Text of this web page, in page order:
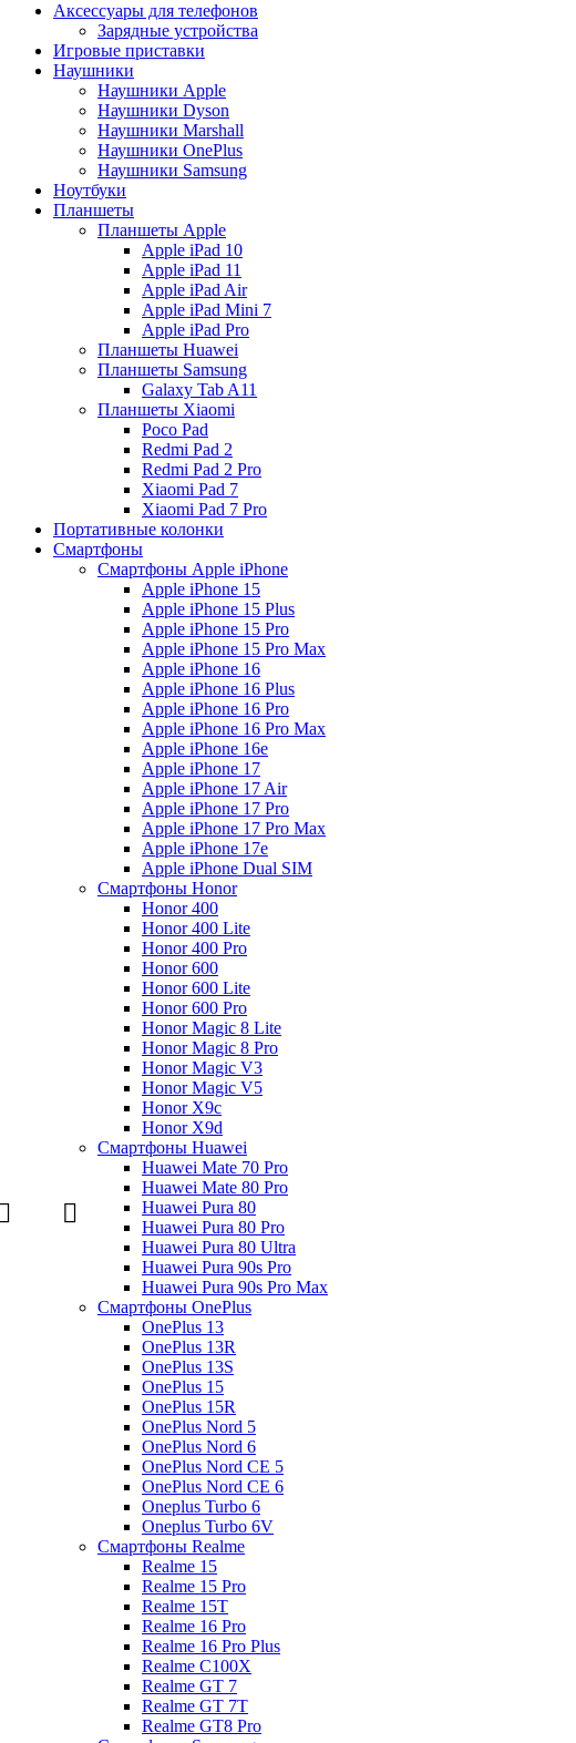
Аксессуары для телефонов
Зарядные устройства
Игровые приставки
Наушники
Наушники Apple
Наушники Dyson
Наушники Marshall
Наушники OnePlus
Наушники Samsung
Ноутбуки
Планшеты
Планшеты Apple
Apple iPad 10
Apple iPad 11
Apple iPad Air
Apple iPad Mini 7
Apple iPad Pro
Планшеты Huawei
Планшеты Samsung
Galaxy Tab A11
Планшеты Xiaomi
Poco Pad
Redmi Pad 2
Redmi Pad 2 Pro
Xiaomi Pad 7
Xiaomi Pad 7 Pro
Портативные колонки
Смартфоны
Смартфоны Apple iPhone
Apple iPhone 15
Apple iPhone 15 Plus
Apple iPhone 15 Pro
Apple iPhone 15 Pro Max
Apple iPhone 16
Apple iPhone 16 Plus
Apple iPhone 16 Pro
Apple iPhone 16 Pro Max
Apple iPhone 16e
Apple iPhone 17
Apple iPhone 17 Air
Apple iPhone 17 Pro
Apple iPhone 17 Pro Max
Apple iPhone 17e
Apple iPhone Dual SIM
Смартфоны Honor
Honor 400
Honor 400 Lite
Honor 400 Pro
Honor 600
Honor 600 Lite
Honor 600 Pro
Honor Magic 8 Lite
Honor Magic 8 Pro
Honor Magic V3
Honor Magic V5
Honor X9c
Honor X9d
Смартфоны Huawei
Huawei Mate 70 Pro
Huawei Mate 80 Pro
Huawei Pura 80
Huawei Pura 80 Pro
Huawei Pura 80 Ultra
Huawei Pura 90s Pro
Huawei Pura 90s Pro Max
Смартфоны OnePlus
OnePlus 13
OnePlus 13R
OnePlus 13S
OnePlus 15
OnePlus 15R
OnePlus Nord 5
OnePlus Nord 6
OnePlus Nord CE 5
OnePlus Nord CE 6
Oneplus Turbo 6
Oneplus Turbo 6V
Смартфоны Realme
Realme 15
Realme 15 Pro
Realme 15T
Realme 16 Pro
Realme 16 Pro Plus
Realme C100X
Realme GT 7
Realme GT 7T
Realme GT8 Pro